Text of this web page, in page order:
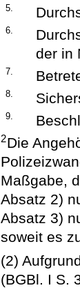
5.
6.
der in
7.
8.
9.
2Die
Maßgabe,
Absatz 2)
Absatz 3)
soweit es
(2)
(BGBl. I S.